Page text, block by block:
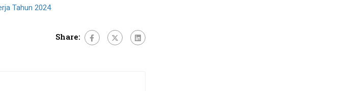
Tahun 2024
Share: